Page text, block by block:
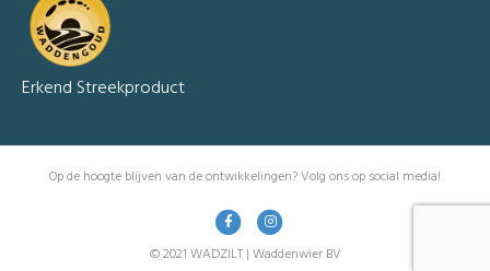
Erkend Streekproduct
Op de hoogte blijven van de ontwikkelingen? Volg ons op social media!
FacebookInstagram
© 2021 WADZILT | Waddenwier BV